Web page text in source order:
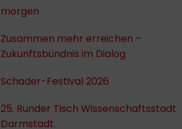
morgen
Zusammen mehr erreichen –
Zukunftsbündnis im Dialog
Schader-Festival 2026
25. Runder Tisch Wissenschaftsstadt
Darmstadt